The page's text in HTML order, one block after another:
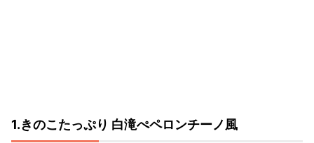
1.きのこたっぷり 白滝ぺペロンチーノ風